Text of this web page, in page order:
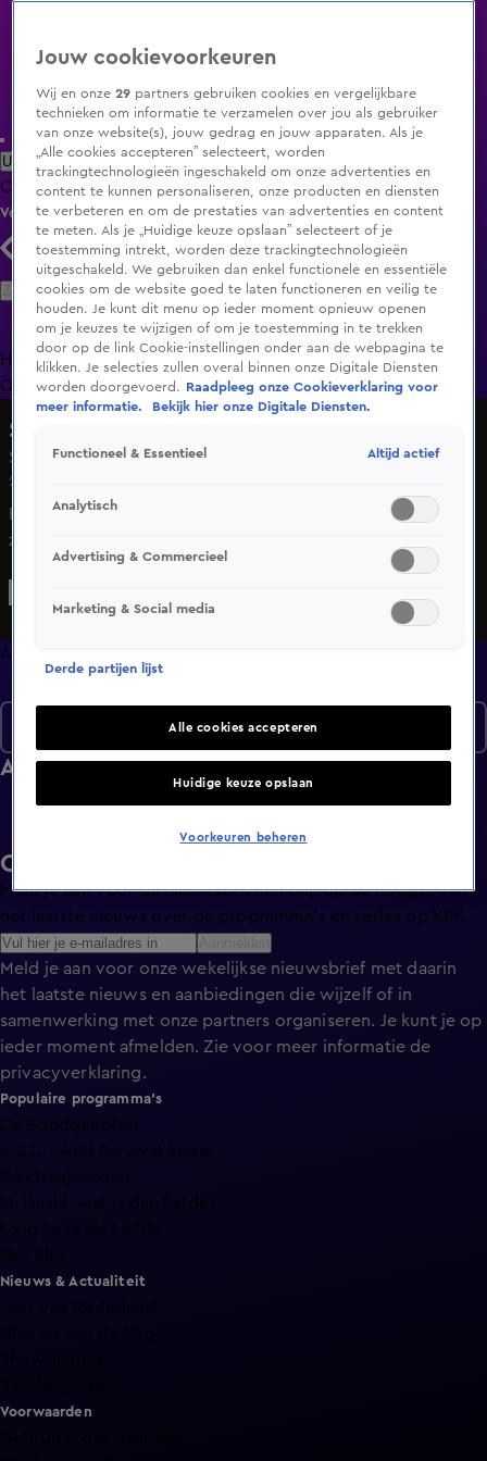
Uitzending Gemist Populaire programma's Zenders Genres
ClipsFilmsRadioSmart TV inlogShop
Volg KIJK
Zoeken
HomeUitzending Gemist Programma's De Bondgenoten
OranjezomerLivestreamsShop
Samen Sterk
Seizoen 2, aflevering 11
27 mei 2017, 16:30
Een programma waarin we laten zien hoe we als land, als
zorgverlener en als cliënt samen sterk kunnen staan.
Niemand hoeft dit alleen te doen en voor iedereen is er
oplossingen en antwoorden voor dagelijkse problemen
binnen de zorg.
Afleveringen
Afleveringen
Ontvang de KIJK-nieuwsbrief
Meld je aan voor de nieuwsbrief en blijf op de hoogte van
het laatste nieuws over de programma’s en series op KIJK.
Meld je aan voor onze wekelijkse nieuwsbrief met daarin
het laatste nieuws en aanbiedingen die wijzelf of in
samenwerking met onze partners organiseren. Je kunt je op
ieder moment afmelden. Zie voor meer informatie de
privacyverklaring.
Populaire programma's
De Bondgenoten
A.S.S. - Anti Survival Show
De Oranjezomer
Mi Dushi: wat is dan liefde?
Lang Leve de Liefde
Het Blok
Nieuws & Actualiteit
Voorwaarden
Jouw cookievoorkeuren
Wij en onze29 partners gebruiken cookies en vergelijkbare
technieken om informatie te verzamelen over jou als gebruiker
van onze website(s), jouw gedrag en jouw apparaten. Als je
„Alle cookies accepteren” selecteert, worden
trackingtechnologieën ingeschakeld om onze advertenties en
content te kunnen personaliseren, onze producten en diensten
te verbeteren en om de prestaties van advertenties en content
te meten. Als je „Huidige keuze opslaan” selecteert of je
toestemming intrekt, worden deze trackingtechnologieën
uitgeschakeld. We gebruiken dan enkel functionele en essentiële
cookies om de website goed te laten functioneren en veilig te
houden. Je kunt dit menu op ieder moment opnieuw openen
om je keuzes te wijzigen of om je toestemming in te trekken
door op de link Cookie-instellingen onder aan de webpagina te
klikken. Je selecties zullen overal binnen onze Digitale Diensten
worden doorgevoerd.
Raadpleeg onze Cookieverklaring voor
meer informatie.
Bekijk hier onze Digitale Diensten.
Functioneel & Essentieel Altijd actief
Analytisch
Advertising & Commercieel
Marketing & Social media
Derde partijen lijst
Alle cookies accepteren
Huidige keuze opslaan
Voorkeuren beheren